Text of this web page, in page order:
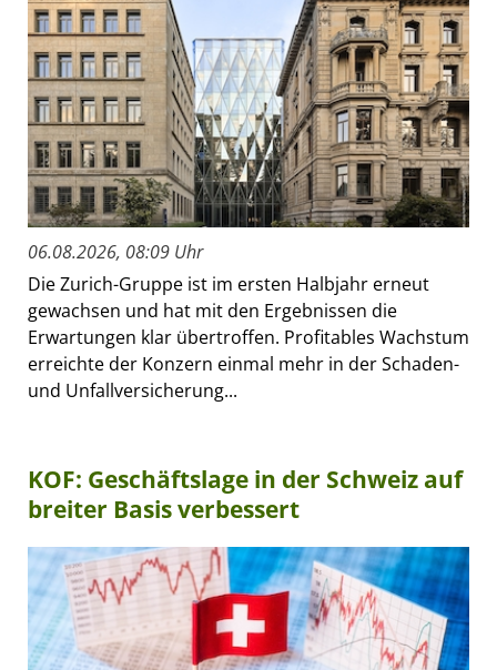
06.08.2026, 08:09 Uhr
Die Zurich-Gruppe ist im ersten Halbjahr erneut
gewachsen und hat mit den Ergebnissen die
Erwartungen klar übertroffen. Profitables Wachstum
erreichte der Konzern einmal mehr in der Schaden-
und Unfallversicherung...
KOF: Geschäftslage in der Schweiz auf
breiter Basis verbessert